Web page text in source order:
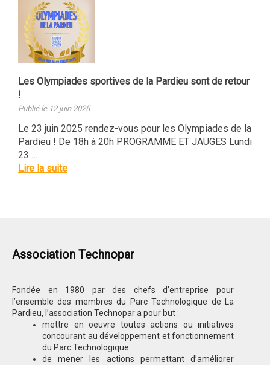
Les Olympiades sportives de la Pardieu sont de retour
!
Publié le 12 juin 2025
Le 23 juin 2025 rendez-vous pour les Olympiades de la
Pardieu ! De 18h à 20h PROGRAMME ET JAUGES Lundi
23 …
Lire la suite
Association Technopar
Fondée en 1980 par des chefs d’entreprise pour
l’ensemble des membres du Parc Technologique de La
Pardieu, l’association Technopar a pour but :
mettre en oeuvre toutes actions ou initiatives
concourant au développement et fonctionnement
du Parc Technologique.
de mener les actions permettant d’améliorer